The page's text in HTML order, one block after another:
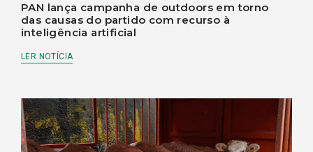
PAN lança campanha de outdoors em torno
das causas do partido com recurso à
inteligência artificial
LER NOTÍCIA